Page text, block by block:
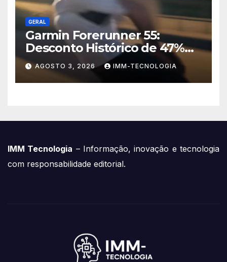
GERAL
Garmin Forerunner 55:
Desconto Histórico de 47%
no Smartwatch Essencial
para Corredores!
AGOSTO 3, 2026 IMM-TECNOLOGIA
IMM Tecnologia – Informação, inovação e tecnologia
com responsabilidade editorial.